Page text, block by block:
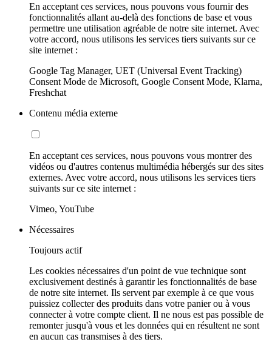
En acceptant ces services, nous pouvons vous fournir des
fonctionnalités allant au-delà des fonctions de base et vous
permettre une utilisation agréable de notre site internet. Avec
votre accord, nous utilisons les services tiers suivants sur ce
site internet :
Google Tag Manager, UET (Universal Event Tracking)
Consent Mode de Microsoft, Google Consent Mode, Klarna,
Freshchat
Contenu média externe
En acceptant ces services, nous pouvons vous montrer des
vidéos ou d'autres contenus multimédia hébergés sur des sites
externes. Avec votre accord, nous utilisons les services tiers
suivants sur ce site internet :
Vimeo, YouTube
Nécessaires
Toujours actif
Les cookies nécessaires d'un point de vue technique sont
exclusivement destinés à garantir les fonctionnalités de base
de notre site internet. Ils servent par exemple à ce que vous
puissiez collecter des produits dans votre panier ou à vous
connecter à votre compte client. Il ne nous est pas possible de
remonter jusqu'à vous et les données qui en résultent ne sont
en aucun cas transmises à des tiers.